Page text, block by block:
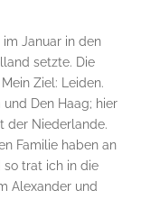
Januar in den
setzte. Die
Ziel: Leiden.
Den Haag; hier
der Niederlande.
Familie haben an
trat ich in die
Alexander und